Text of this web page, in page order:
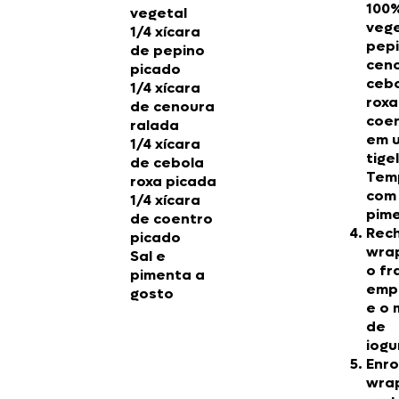
vegetal
1/4 xícara
de pepino
picado
1/4 xícara
de cenoura
ralada
1/4 xícara
de cebola
roxa picada
1/4 xícara
de coentro
picado
Sal e
pimenta a
gosto
em
o
e o
de